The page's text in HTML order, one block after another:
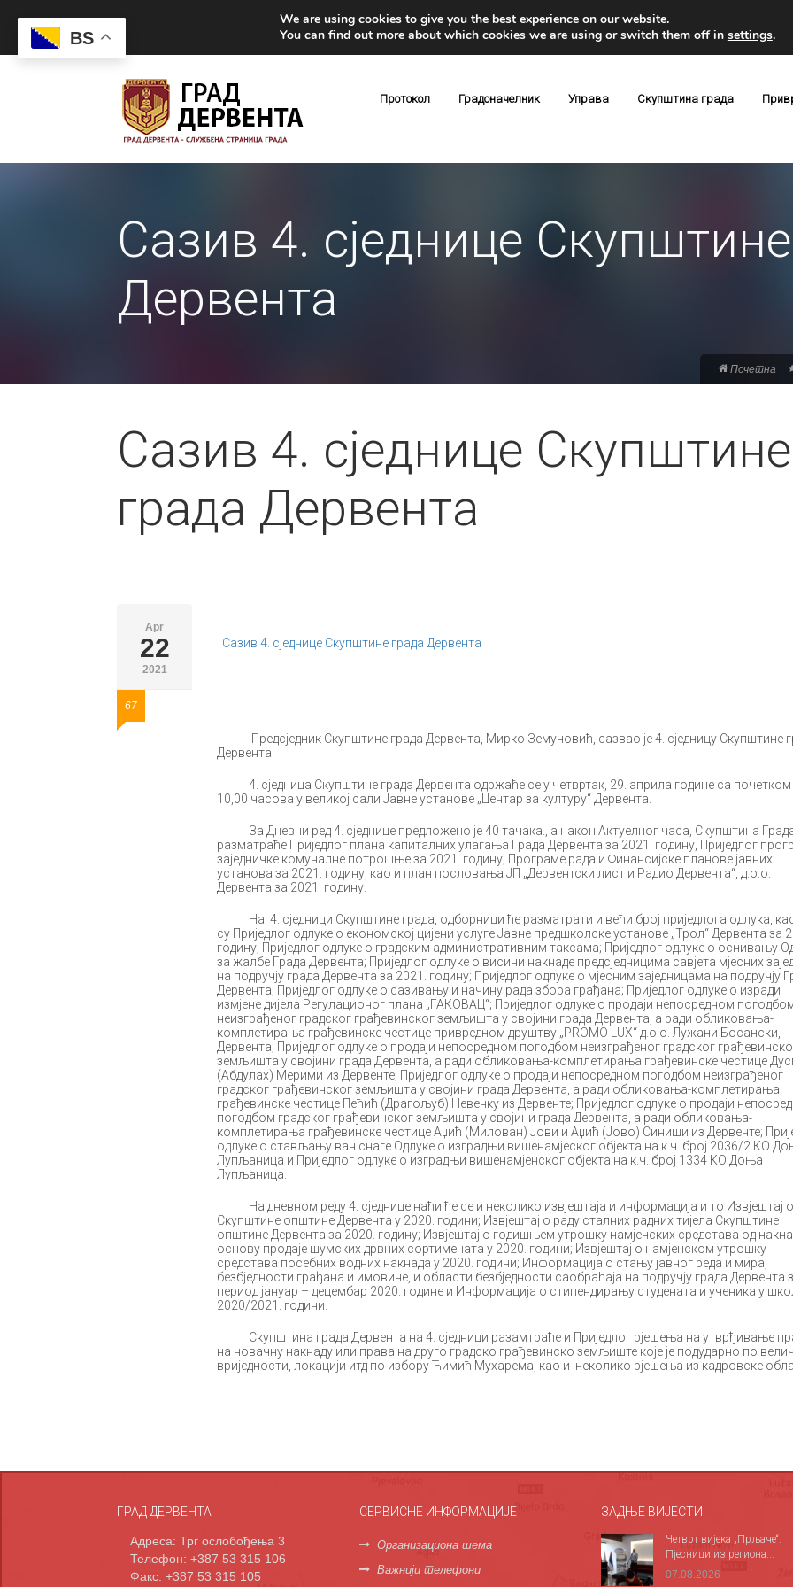
Протокол Градоначелник Управа Скупштина града
Сазив 4. сједнице
Дервента
Почетна
Сазив 4. сједнице Скупштине
града Дервента
Apr
22
2021
67
Сазив 4. сједнице Скупштине града Дервента
Предсједник Скупштине града Дервента, Мирко Земуновић, сазвао је 4. сједницу Скупштине
Дервента.
4. сједница Скупштине града Дервента одржаће се у четвртак, 29. априла године са почетком
10,00 часова у великој сали Јавне установе „Центар за културу“ Дервента.
За Дневни ред 4. сједнице предложено је 40 тачака., а након Актуелног часа, Скупштина
разматраће Приједлог плана капиталних улагања Града Дервента за 2021. годину, Приједлог
заједничке комуналне потрошње за 2021. годину; Програме рада и Финансијске планове јавних
установа за 2021. годину, као и план пословања ЈП „Дервентски лист и Радио Дервента“, д.о.о.
Дервента за 2021. годину.
На 4. сједници Скупштине града, одборници ће разматрати и већи број приједлога одлука,
су Приједлог одлуке о економској цијени услуге Јавне предшколске установе „Трол“ Дервента за
годину; Приједлог одлуке о градским административним таксама; Приједлог одлуке о оснивању
за жалбе Града Дервента; Приједлог одлуке о висини накнаде предсједницима савјета мјесних
на подручју града Дервента за 2021. годину; Приједлог одлуке о мјесним заједницама на подручју
Дервента; Приједлог одлуке о сазивању и начину рада збора грађана; Приједлог одлуке о изради
измјене дијела Регулационог плана „ГАКОВАЦ“; Приједлог одлуке о продаји непосредном
неизграђеног градског грађевинског земљишта у својини града Дервента, а ради обликовања-
комплетирања грађевинске честице привредном друштву „PROMO LUX“ д.о.о. Лужани Босански,
Дервента; Приједлог одлуке о продаји непосредном погодбом неизграђеног градског
земљишта у својини града Дервента, а ради обликовања-комплетирања грађевинске честице
(Абдулах) Мерими из Дервенте; Приједлог одлуке о продаји непосредном погодбом неизграђеног
градског грађевинског земљишта у својини града Дервента, а ради обликовања-комплетирања
грађевинске честице Пећић (Драгољуб) Невенку из Дервенте; Приједлог одлуке о продаји
погодбом градског грађевинског земљишта у својини града Дервента, а ради обликовања-
комплетирања грађевинске честице Аџић (Милован) Јови и Аџић (Јово) Синиши из Дервенте;
одлуке о стављању ван снаге Одлуке о изградњи вишенамјеског објекта на к.ч. број 2036/2 КО
Лупљаница и Приједлог одлуке о изградњи вишенамјенског објекта на к.ч. број 1334 КО Доња
Лупљаница.
На дневном реду 4. сједнице наћи ће се и неколико извјештаја и информација и то Извјештај
Скупштине општине Дервента у 2020. години; Извјештај о раду сталних радних тијела Скупштине
општине Дервента за 2020. годину; Извјештај о годишњем утрошку намјенских средстава од
основу продаје шумских дрвних сортимената у 2020. години; Извјештај о намјенском утрошку
средстава посебних водних накнада у 2020. години; Информација о стању јавног реда и мира,
безбједности грађана и имовине, и области безбједности саобраћаја на подручју града Дервента
период јануар – децембар 2020. године и Информација о стипендирању студената и ученика у
2020/2021. години.
Скупштина града Дервента на 4. сједници разамтраће и Приједлог рјешења на утврђивање
на новачну накнаду или права на друго градско грађевинско земљиште које је подударно по
вриједности, локацији итд по избору Ћимић Мухарема, као и неколико рјешења из кадровске
ГРАД ДЕРВЕНТА
Адреса: Трг ослобођења 3
Телефон: +387 53 315 106
Факс: +387 53 315 105
СЕРВИСНЕ ИНФОРМАЦИЈЕ
Организациона шема
Важнији телефони
ЗАДЊЕ ВИЈЕСТИ
Четврт вијека „Прљаче“:
Пјесници из региона...
07.08.2026
BS
We are using cookies to give you the best experience on our website.
You can find out more about which cookies we are using or switch them off in settings.